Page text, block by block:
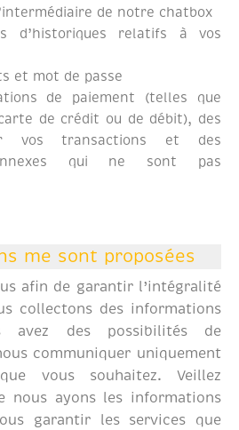
de notre chatbox
d’historiques relatifs à vos
et mot de passe
de paiement (telles que
de crédit ou de débit), des
vos transactions et des
qui ne sont pas
me sont proposées
afin de garantir l’intégralité
collectons des informations
avez des possibilités de
communiquer uniquement
vous souhaitez. Veillez
nous ayons les informations
garantir les services que